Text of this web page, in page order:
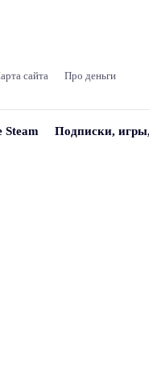
сайта Про деньги
Steam Подписки,